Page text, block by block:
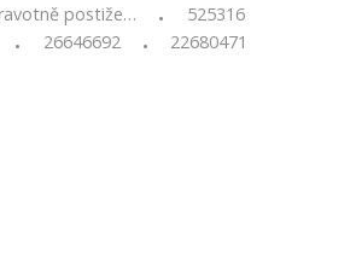
postiže… •
525316
• 26646692 •
22680471